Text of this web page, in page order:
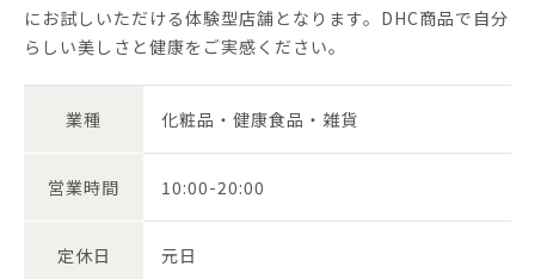
にお試しいただける体験型店舗となります。DHC商品で自分
らしい美しさと健康をご実感ください。
業種 化粧品・健康食品・雑貨
営業時間 10:00-20:00
定休日 元日